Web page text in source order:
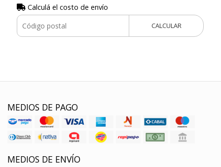
Calculá el costo de envío
CALCULAR
MEDIOS DE PAGO
MEDIOS DE ENVÍO